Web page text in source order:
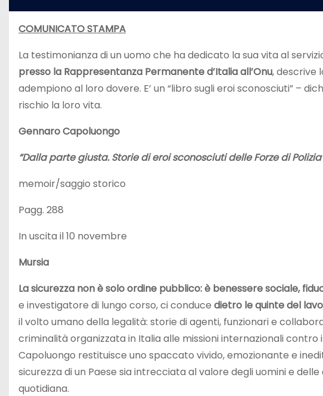
COMUNICATO STAMPA
La testimonianza di un uomo che ha dedicato la sua vita al
presso la Rappresentanza Permanente d’Italia all’Onu, descrive
adempiono al loro dovere. E’ un “libro sugli eroi sconosciuti” –
rischio la loro vita.
Gennaro Capoluongo
“Dalla parte giusta. Storie di eroi sconosciuti delle Forze di
memoir/saggio storico
Pagg. 288
In uscita il 10 novembre
Mursia
La sicurezza non è solo ordine pubblico: è benessere sociale,
e investigatore di lungo corso, ci conduce dietro le quinte del
il volto umano della legalità: storie di agenti, funzionari e
criminalità organizzata in Italia alle missioni internazionali
Capoluongo restituisce uno spaccato vivido, emozionante e
sicurezza di un Paese sia intrecciata al valore degli uomini e
quotidiana.